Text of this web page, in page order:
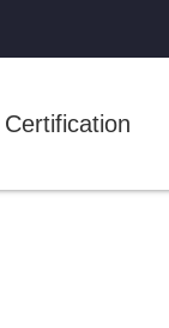
Certification